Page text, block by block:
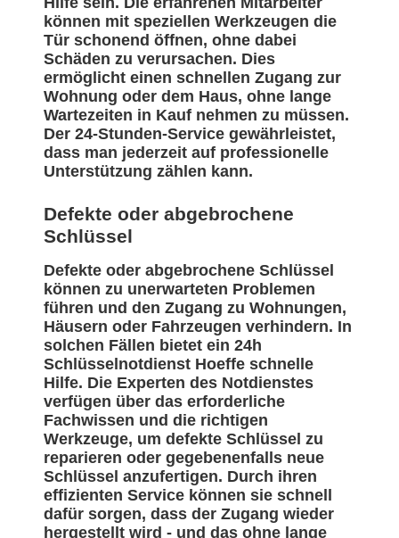
können mit speziellen Werkzeugen die
Tür schonend öffnen, ohne dabei
Schäden zu verursachen. Dies
ermöglicht einen schnellen Zugang zur
Wohnung oder dem Haus, ohne lange
Wartezeiten in Kauf nehmen zu müssen.
Der 24-Stunden-Service gewährleistet,
dass man jederzeit auf professionelle
Unterstützung zählen kann.
Defekte oder abgebrochene
Schlüssel
Defekte oder abgebrochene Schlüssel
können zu unerwarteten Problemen
führen und den Zugang zu Wohnungen,
Häusern oder Fahrzeugen verhindern. In
solchen Fällen bietet ein 24h
Schlüsselnotdienst Hoeffe schnelle
Hilfe. Die Experten des Notdienstes
verfügen über das erforderliche
Fachwissen und die richtigen
Werkzeuge, um defekte Schlüssel zu
reparieren oder gegebenenfalls neue
Schlüssel anzufertigen. Durch ihren
effizienten Service können sie schnell
dafür sorgen, dass der Zugang wieder
hergestellt wird - und das ohne lange